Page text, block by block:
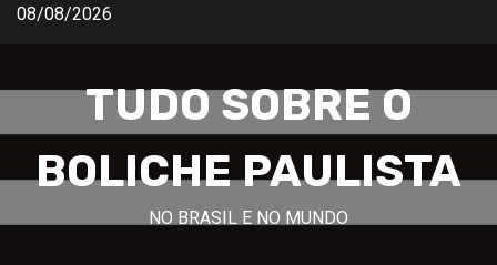
Skip08/08/2026
TUDO SOBRE O
BOLICHE PAULISTA
NO BRASIL E NO MUNDO